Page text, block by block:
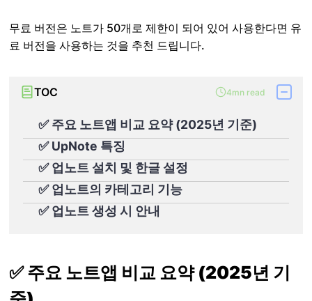
무료 버전은 노트가 50개로 제한이 되어 있어 사용한다면 유
료 버전을 사용하는 것을 추천 드립니다.
TOC 4mn read
✅ 주요 노트앱 비교 요약 (2025년 기준)
✅ UpNote 특징
✅ 업노트 설치 및 한글 설정
✅ 업노트의 카테고리 기능
✅ 업노트 생성 시 안내
✅ 주요 노트앱 비교 요약 (2025년 기